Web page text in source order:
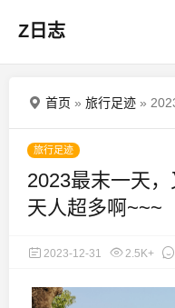
Z日志
首页 » 旅行足迹 » 2023
旅行足迹
2023最末一天
天人超多啊~~~
2023-12-31 2.5K+